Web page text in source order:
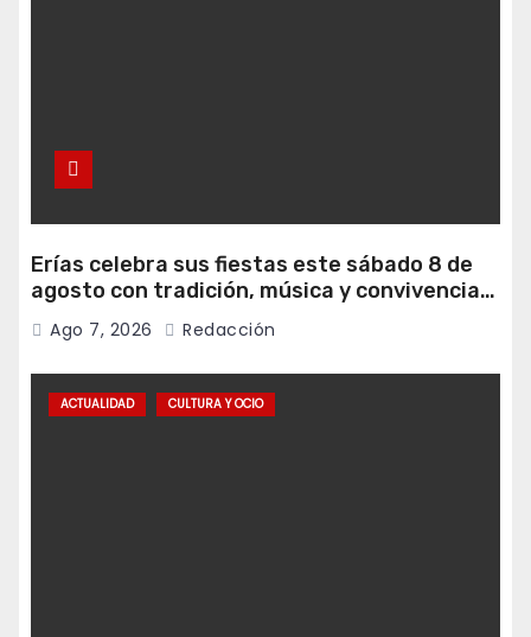
Erías celebra sus fiestas este sábado 8 de
agosto con tradición, música y convivencia
vecinal
Ago 7, 2026 Redacción
ACTUALIDAD CULTURA Y OCIO